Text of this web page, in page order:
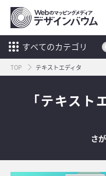
すべてのカテゴリ
TOP テキストエディタ
「テキスト
さ